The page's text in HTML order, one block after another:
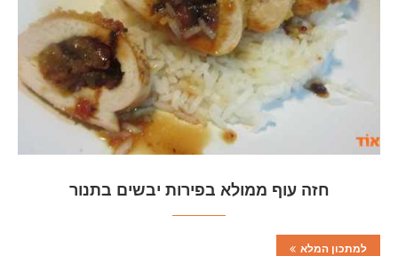
חזה עוף ממולא בפירות יבשים בתנור
למתכון המלא